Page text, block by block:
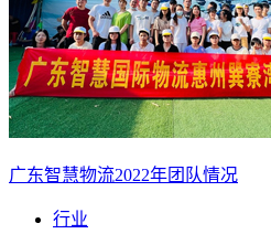
广东智慧物流2022年团队情况
行业